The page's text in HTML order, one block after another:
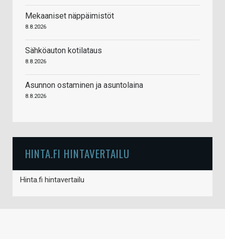
Mekaaniset näppäimistöt
8.8.2026
Sähköauton kotilataus
8.8.2026
Asunnon ostaminen ja asuntolaina
8.8.2026
HINTA.FI HINTAVERTAILU
Hinta.fi hintavertailu